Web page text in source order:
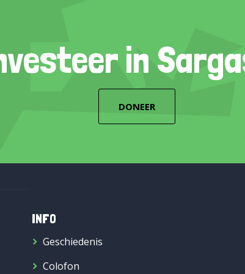
in
DONEER
INFO
Geschiedenis
Colofon